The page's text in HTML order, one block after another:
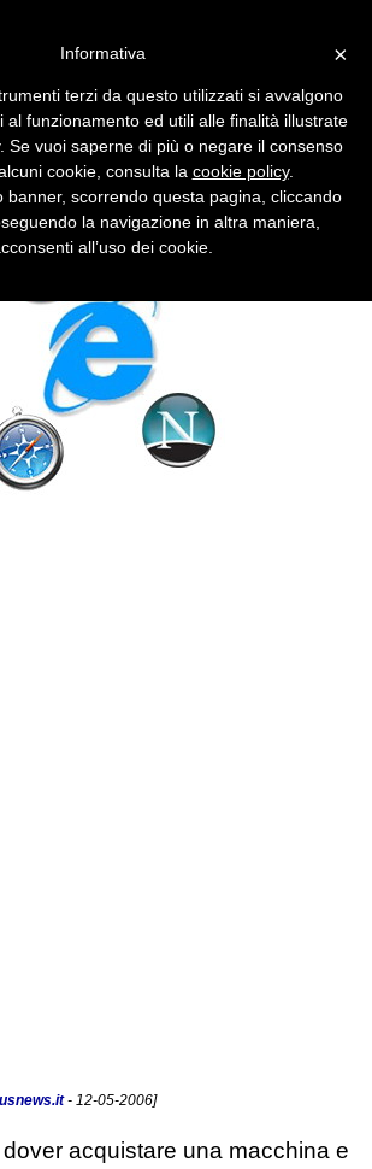
danno segni di vitalità, ma il
parlare Internet Explorer.
- 12-05-2006]
acquistare una macchina e
×
Informativa
terzi da questo utilizzati si avvalgono
al funzionamento ed utili alle finalità illustrate
Se vuoi saperne di più o negare il consenso
cookie, consulta la cookie policy.
banner, scorrendo questa pagina, cliccando
la navigazione in altra maniera,
all’uso dei cookie.